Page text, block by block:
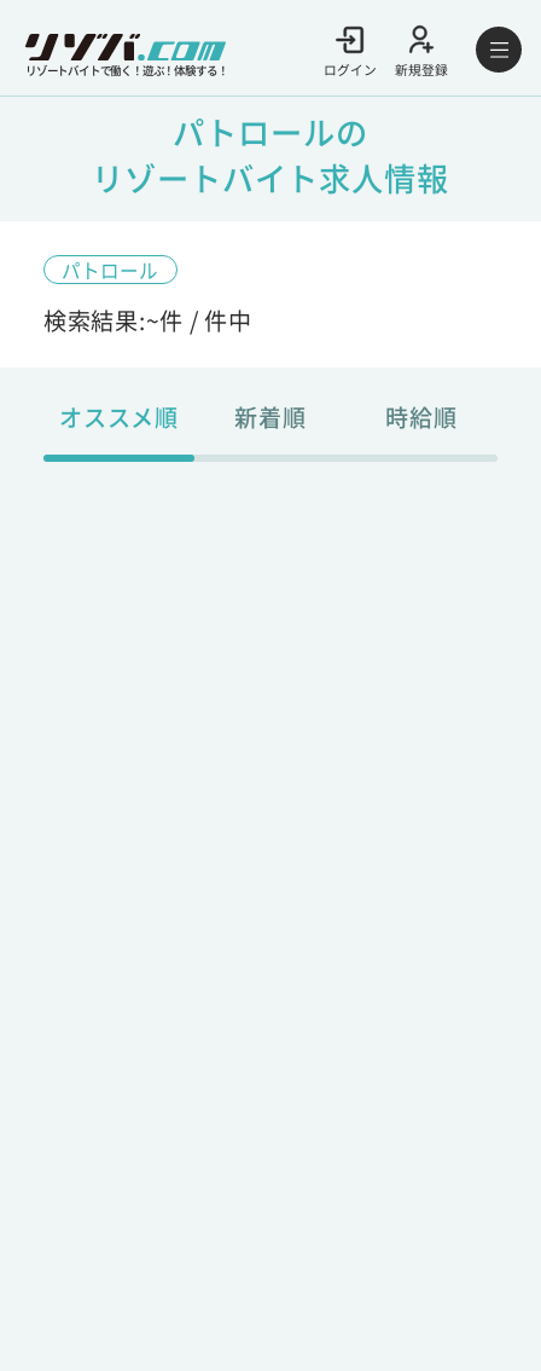
リゾートバイトで働く！遊ぶ！体験する！ ログイン 新規登録
パトロールの
リゾートバイト求人情報
パトロール
検索結果:~件 /件中
オススメ順 新着順 時給順